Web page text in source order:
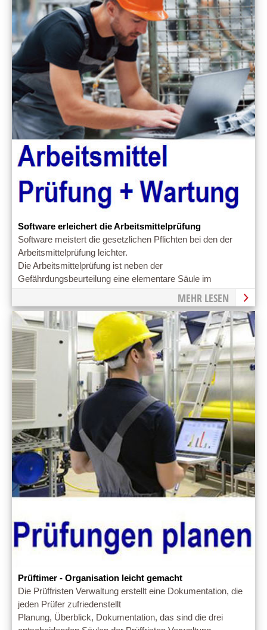
Software erleichert die Arbeitsmittelprüfung
Software meistert die gesetzlichen Pflichten bei den der
Arbeitsmittelprüfung leichter.
Die Arbeitsmittelprüfung ist neben der
Gefährdungsbeurteilung eine elementare Säule im
Arbeitsschutz.
MEHR LESEN
Prüftimer - Organisation leicht gemacht
Die Prüffristen Verwaltung erstellt eine Dokumentation, die
jeden Prüfer zufriedenstellt
Planung, Überblick, Dokumentation, das sind die drei